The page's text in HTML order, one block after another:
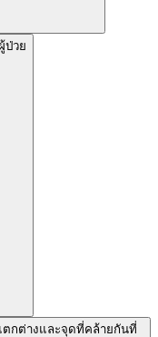
ป่วย
ตกต่างและจุดที่คล้ายกันที่